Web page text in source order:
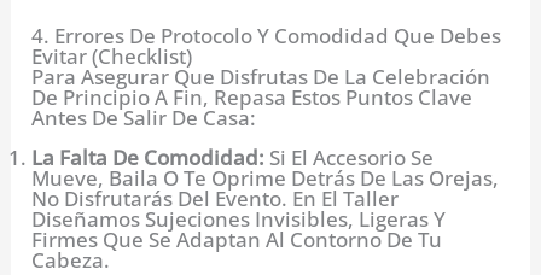
4. Errores De Protocolo Y Comodidad Que Debes
Evitar (Checklist)
Para Asegurar Que Disfrutas De La Celebración
De Principio A Fin, Repasa Estos Puntos Clave
Antes De Salir De Casa:
La Falta De Comodidad: Si El Accesorio Se
Mueve, Baila O Te Oprime Detrás De Las Orejas,
No Disfrutarás Del Evento. En El Taller
Diseñamos Sujeciones Invisibles, Ligeras Y
Firmes Que Se Adaptan Al Contorno De Tu
Cabeza.